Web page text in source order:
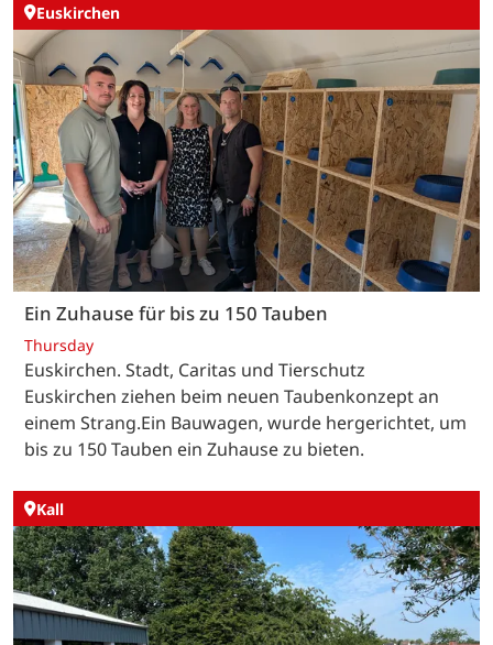
Euskirchen
Ein Zuhause für bis zu 150 Tauben
Thursday
Euskirchen. Stadt, Caritas und Tierschutz
Euskirchen ziehen beim neuen Taubenkonzept an
einem Strang.Ein Bauwagen, wurde hergerichtet, um
bis zu 150 Tauben ein Zuhause zu bieten.
Kall